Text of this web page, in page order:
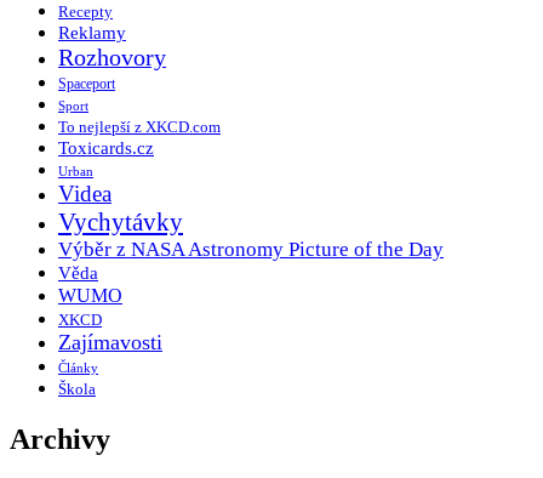
Recepty
Reklamy
Rozhovory
Spaceport
Sport
To nejlepší z XKCD.com
Toxicards.cz
Urban
Videa
Vychytávky
Výběr z NASA Astronomy Picture of the Day
Věda
WUMO
XKCD
Zajímavosti
Články
Škola
Archivy